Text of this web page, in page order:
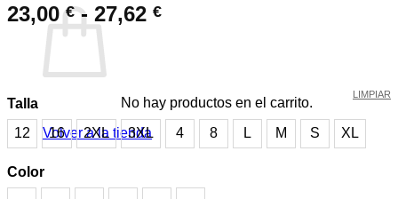
No hay productos en el carrito.
Volver a la tienda
23,00€ - 27,62 €Rango
23,00 €
hasta
27,62 €
Talla
12
16 2XL 3XL 4 8 L M S XL
Color
LIMPIAR